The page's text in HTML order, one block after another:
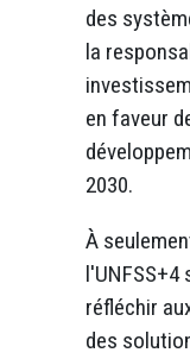
des
la
en faveur
2030.
À
l'UNFSS+4
réfléchir
des